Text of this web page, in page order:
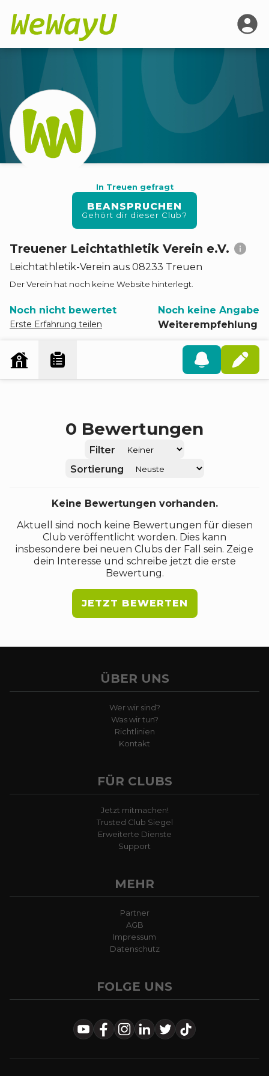
In Treuen gefragt
BEANSPRUCHEN
Gehört dir dieser Club?
Treuener Leichtathletik Verein e.V.
Leichtathletik-Verein aus 08233 Treuen
Der Verein hat noch keine Website hinterlegt.
Noch nicht bewertet
Erste Erfahrung teilen
Noch keine Angabe
Weiterempfehlung
0 Bewertungen
Filter
Sortierung
Keine Bewertungen vorhanden.
Aktuell sind noch keine Bewertungen für diesen
Club veröffentlicht worden. Dies kann
insbesondere bei neuen Clubs der Fall sein. Zeige
dein Interesse und schreibe jetzt die erste
Bewertung.
JETZT BEWERTEN
ÜBER UNS
Wer wir sind?
Was wir tun?
Richtlinien
Kontakt
FÜR CLUBS
Jetzt mitmachen!
Trusted Club Siegel
Erweiterte Dienste
Support
MEHR
Partner
AGB
Impressum
Datenschutz
FOLGE UNS